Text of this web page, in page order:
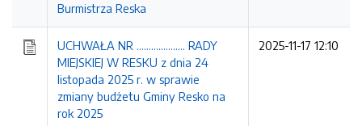
Burmistrza Reska
UCHWAŁA NR .................... RADY
MIEJSKIEJ W RESKU z dnia 24
listopada 2025 r. w sprawie
zmiany budżetu Gminy Resko na
rok 2025
2025-11-17 12:10